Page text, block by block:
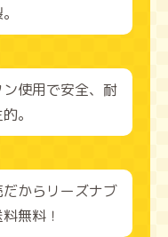
使用で安全、耐
。
からリーズナブ
無料！